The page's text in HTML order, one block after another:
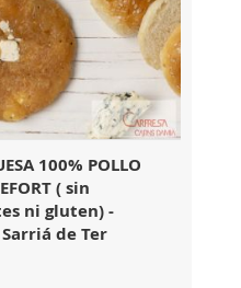
100% POLLO
( sin
ni gluten) -
de Ter